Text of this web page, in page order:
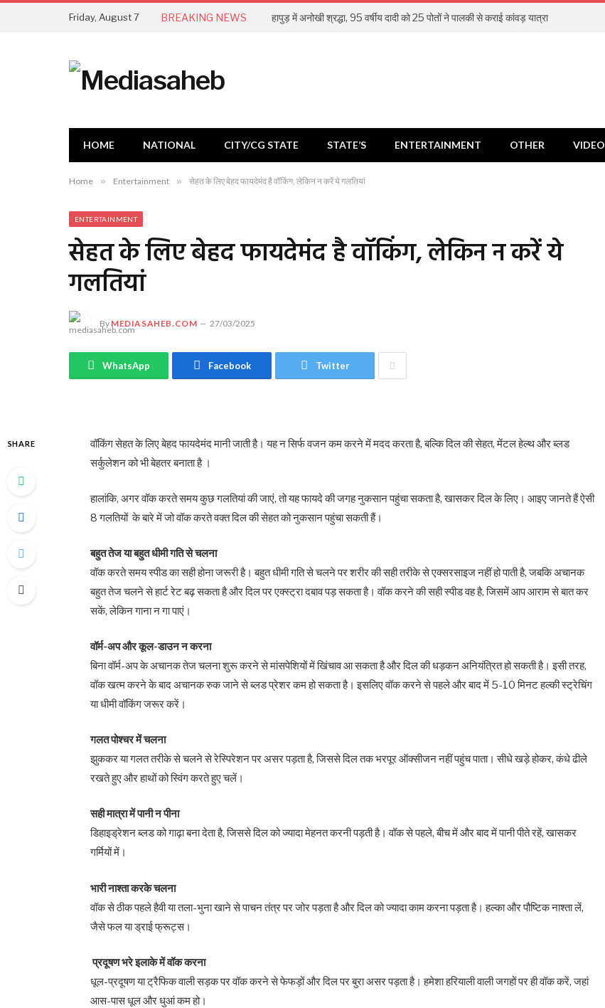
Friday, August 7 BREAKING NEWS हापुड़ में अनोखी श्रद्धा, 95 वर्षीय दादी को 25 पोतों ने पालकी से कराई कांवड़ यात्रा
HOME NATIONAL CITY/CG STATE STATE’S ENTERTAINMENT OTHER VIDEO
Home » Entertainment » सेहत के लिए बेहद फायदेमंद है वॉकिंग, लेकिन न करें ये गलतियां
ENTERTAINMENT
सेहत के लिए बेहद फायदेमंद है वॉकिंग, लेकिन न करें ये
गलतियां
By MEDIASAHEB.COM 27/03/2025
WhatsApp Facebook Twitter
SHARE
वॉकिंग सेहत के लिए बेहद फायदेमंद मानी जाती है। यह न सिर्फ वजन कम करने में मदद करता है, बल्कि दिल की सेहत, मेंटल हेल्थ और ब्लड
सर्कुलेशन को भी बेहतर बनाता है ।
हालांकि, अगर वॉक करते समय कुछ गलतियां की जाएं, तो यह फायदे की जगह नुकसान पहुंचा सकता है, खासकर दिल के लिए। आइए जानते हैं ऐसी
8 गलतियों के बारे में जो वॉक करते वक्त दिल की सेहत को नुकसान पहुंचा सकती हैं।
बहुत तेज या बहुत धीमी गति से चलना
वॉक करते समय स्पीड का सही होना जरूरी है। बहुत धीमी गति से चलने पर शरीर की सही तरीके से एक्सरसाइज नहीं हो पाती है, जबकि अचानक
बहुत तेज चलने से हार्ट रेट बढ़ सकता है और दिल पर एक्स्ट्रा दबाव पड़ सकता है। वॉक करने की सही स्पीड वह है, जिसमें आप आराम से बात कर
सकें, लेकिन गाना न गा पाएं।
वॉर्म-अप और कूल-डाउन न करना
बिना वॉर्म-अप के अचानक तेज चलना शुरू करने से मांसपेशियों में खिंचाव आ सकता है और दिल की धड़कन अनियंत्रित हो सकती है। इसी तरह,
वॉक खत्म करने के बाद अचानक रुक जाने से ब्लड प्रेशर कम हो सकता है। इसलिए वॉक करने से पहले और बाद में 5-10 मिनट हल्की स्ट्रेचिंग
या धीमी वॉकिंग जरूर करें।
गलत पोश्चर में चलना
झुककर या गलत तरीके से चलने से रेस्पिरेशन पर असर पड़ता है, जिससे दिल तक भरपूर ऑक्सीजन नहीं पहुंच पाता। सीधे खड़े होकर, कंधे ढीले
रखते हुए और हाथों को स्विंग करते हुए चलें।
सही मात्रा में पानी न पीना
डिहाइड्रेशन ब्लड को गाढ़ा बना देता है, जिससे दिल को ज्यादा मेहनत करनी पड़ती है। वॉक से पहले, बीच में और बाद में पानी पीते रहें, खासकर
गर्मियों में।
भारी नाश्ता करके चलना
वॉक से ठीक पहले हैवी या तला-भुना खाने से पाचन तंत्र पर जोर पड़ता है और दिल को ज्यादा काम करना पड़ता है। हल्का और पौष्टिक नाश्ता लें,
जैसे फल या ड्राई फ्रूट्स।
प्रदूषण भरे इलाके में वॉक करना
धूल-प्रदूषण या ट्रैफिक वाली सड़क पर वॉक करने से फेफड़ों और दिल पर बुरा असर पड़ता है। हमेशा हरियाली वाली जगहों पर ही वॉक करें, जहां
आस-पास धूल और धुआं कम हो।